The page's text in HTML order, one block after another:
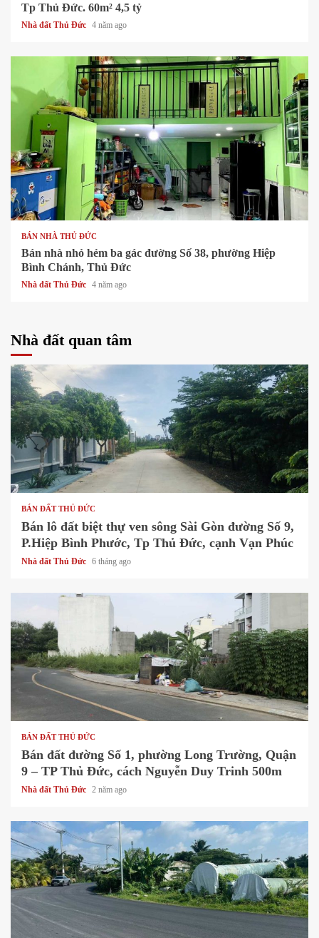
Tp Thủ Đức. 60m² 4,5 tỷ
Nhà đất Thủ Đức 4 năm ago
1 min read
BÁN NHÀ THỦ ĐỨC
Bán nhà nhỏ hẻm ba gác đường Số 38, phường Hiệp
Bình Chánh, Thủ Đức
Nhà đất Thủ Đức 4 năm ago
Nhà đất quan tâm
1 min read
BÁN ĐẤT THỦ ĐỨC
Bán lô đất biệt thự ven sông Sài Gòn đường Số 9,
P.Hiệp Bình Phước, Tp Thủ Đức, cạnh Vạn Phúc
Nhà đất Thủ Đức 6 tháng ago
BÁN ĐẤT THỦ ĐỨC
Bán đất đường Số 1, phường Long Trường, Quận
9 – TP Thủ Đức, cách Nguyễn Duy Trinh 500m
Nhà đất Thủ Đức 2 năm ago
1 min read